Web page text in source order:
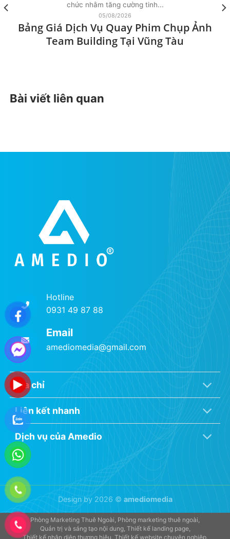
Bảng Giá Dịch Vụ Quay Phim Chụp Ảnh
Team Building Tại Vũng Tàu
05/08/2026
chức nhằm tăng cường tinh...
Bài viết liên quan
Hotline
0931 49 87 88
Email
amediomedia@gmail.com
Địa chỉ
Liên kết nhanh
Dịch vụ của Amedio
Design by 2026 © amediomedia
Phòng Marketing Thuê Ngoài Phòng marketing thuê ngoài
Quản trị và sáng tạo nội dung Thiết kế landing page
Thiết kế nhận diện thương hiệu Thiết kế website chuyên nghiệp